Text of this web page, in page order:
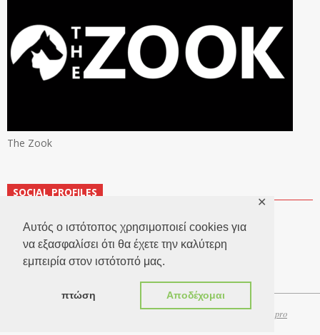
Αυτός ο ιστότοπος χρησιμοποιεί cookies για
να εξασφαλίσει ότι θα έχετε την καλύτερη
εμπειρία στον ιστότοπό μας.
πτώση Αποδέχομαι
✕
The Zook
SOCIAL PROFILES
Websitepro